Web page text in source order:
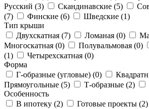
Русский (3) Скандинавские (5)
(7) Финские (6) Шведские (1)
Тип крыши
Двухскатная (7) Ломаная (0)
Многоскатная (0) Полувальмовая (0)
(1) Четырехскатная (0)
Форма
Г-образные (угловые) (0)
Прямоугольные (5) Т-образные (2)
Особенность
В ипотеку (2) Готовые проекты (2)